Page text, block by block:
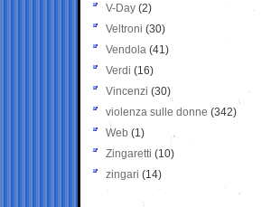
V-Day (2)
Veltroni (30)
Vendola (41)
Verdi (16)
Vincenzi (30)
violenza sulle donne (342)
Web (1)
Zingaretti (10)
zingari (14)